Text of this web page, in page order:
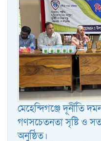
মেহেন্দিগঞ্জে দূর্নীতি
গণসচেতনতা সৃষ্টি ও
অনুষ্ঠিত।